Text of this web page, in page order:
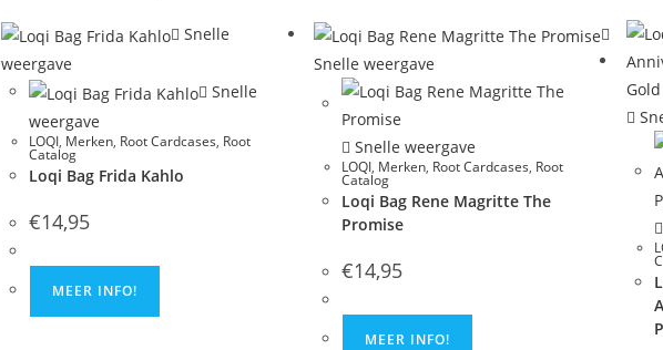
Snelle
weergave
Snelle
weergave
LOQI, Merken, Root Cardcases, Root
Catalog
Loqi Bag Frida Kahlo
€14,95
MEER INFO!
Snelle weergave
Snelle weergave
LOQI, Merken, Root Cardcases, Root
Catalog
Loqi Bag Rene Magritte The
Promise
€14,95
MEER INFO!